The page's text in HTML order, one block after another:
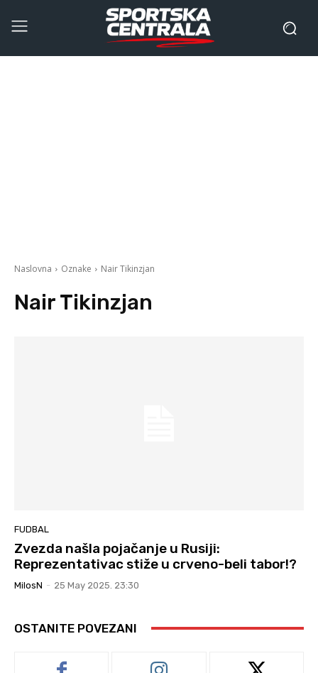
Naslovna Oznake Nair Tikinzjan
Nair Tikinzjan
FUDBAL
Zvezda našla pojačanje u Rusiji:
Reprezentativac stiže u crveno-beli tabor!?
MilosN - 25 May 2025. 23:30
OSTANITE POVEZANI